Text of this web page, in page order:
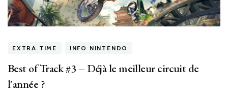
EXTRA TIME INFO NINTENDO
Best of Track #3 – Déjà le meilleur circuit de
l'année ?